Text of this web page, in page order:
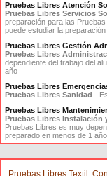
Pruebas Libres Atención
Pruebas Libres Servicios
preparación para las
puede estudiar la
Pruebas Libres Gestión
Pruebas Libres
dependiente del trabajo del
año
Pruebas Libres
Pruebas Libres Sanidad -
Pruebas Libres
Pruebas Libres Instalación
Pruebas Libres es muy
preparado en menos de 1 año
Pruebas Libres Textil,